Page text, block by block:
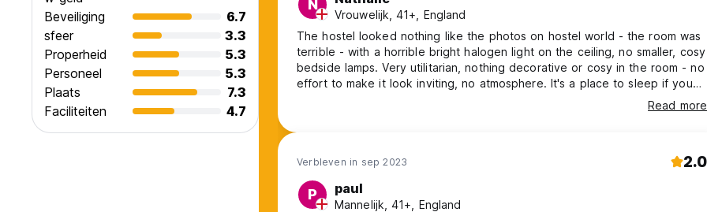
Beveiliging
6.7
sfeer
3.3
Properheid
5.3
Personeel
5.3
Plaats
7.3
Faciliteiten
4.7
N
Vrouwelijk, 41+, England
The hostel looked nothing like the photos on hostel world - the room was
terrible - with a horrible bright halogen light on the ceiling, no smaller, cosy
bedside lamps. Very utilitarian, nothing decorative or cosy in the room - no
effort to make it look inviting, no atmosphere. It's a place to sleep if you
have no other options. Very strange check-in: there was nobody there and
we were meant to just contact someone via a number and he gave us
Read more
Verbleven in sep 2023 2.0
P paul
Mannelijk, 41+, England